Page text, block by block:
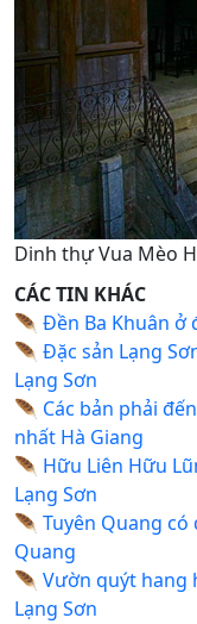
Dinh thự Vua Mèo
CÁC TIN KHÁC
🪶 Đền Ba Khuân ở
🪶 Đặc sản Lạng
Lạng Sơn
🪶 Các bản phải
nhất Hà Giang
🪶 Hữu Liên Hữu
Lạng Sơn
🪶 Tuyên Quang có
Quang
🪶 Vườn quýt hang
Lạng Sơn